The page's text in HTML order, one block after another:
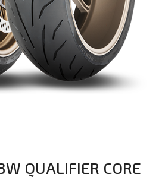
QUALIFIER CORE